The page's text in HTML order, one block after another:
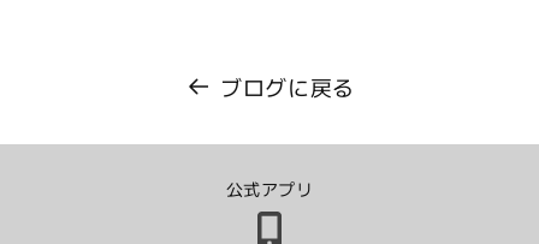
ブログに戻る
公式アプリ